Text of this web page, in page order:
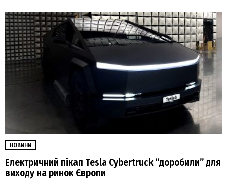
НОВИНИ
Електричний пікап Tesla Cybertruck “доробили” для
виходу на ринок Європи